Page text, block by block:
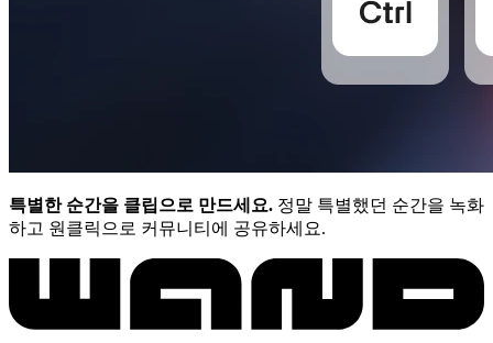
특별한 순간을 클립으로 만드세요. 정말 특별했던 순간을 녹화
하고 원클릭으로 커뮤니티에 공유하세요.